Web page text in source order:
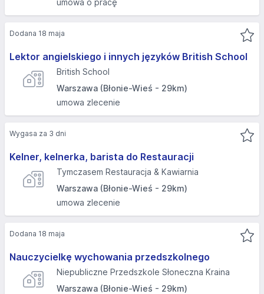
umowa o pracę
Lektor angielskiego i innych języków British School
British School
Warszawa (Błonie-Wieś - 29km)
umowa zlecenie
Dodana 18 maja
Kelner, kelnerka, barista do Restauracji
Tymczasem Restauracja & Kawiarnia
Warszawa (Błonie-Wieś - 29km)
umowa zlecenie
Wygasa za 3 dni
Nauczycielkę wychowania przedszkolnego
Niepubliczne Przedszkole Słoneczna Kraina
Warszawa (Błonie-Wieś - 29km)
Dodana 18 maja